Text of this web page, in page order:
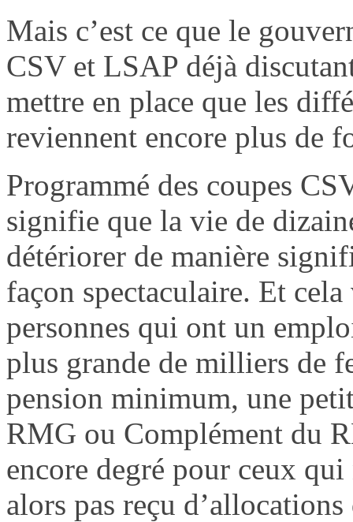
Mais c’est ce que le
CSV et LSAP déjà
mettre en place que les
reviennent encore plus de
Programmé des coupes
signifie que la vie de
détériorer de manière
façon spectaculaire. Et
personnes qui ont un
plus grande de milliers de
pension minimum, une
RMG ou Complément du
encore degré pour ceux
alors pas reçu